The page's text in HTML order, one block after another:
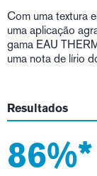
Com uma textura
uma aplicação
gama EAU
uma nota de lírio
Resultados
86%*